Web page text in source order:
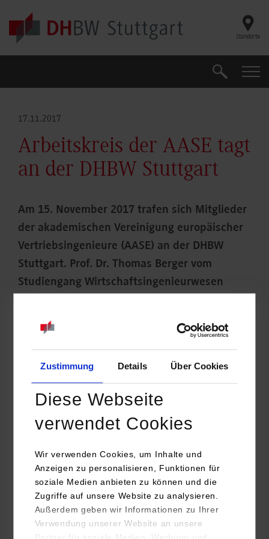
Zustimmung Details Über Cookies
Diese Webseite
verwendet Cookies
Wir verwenden Cookies, um Inhalte und
Anzeigen zu personalisieren, Funktionen für
soziale Medien anbieten zu können und die
Zugriffe auf unsere Website zu analysieren.
Außerdem geben wir Informationen zu Ihrer
Verwendung unserer Website an unsere
Partner für soziale Medien, Werbung und
Skip to main content
Standorte
Suche
17.11.2017
Arbeitskreis der AASE tagt
an der DHBW Stuttgart
Am 15. November 2017 trafen sich Mitglieder
der akademischen Vereinigung europäischer
Vertriebsingenieure (AASE) an der DHBW
Stuttgart. Prof. Dr. Thomas Berger vom
Studiengang Wirtschaftsingenieurwesen
Hochschulen und Universitäten aus
Deutschland, Finnland, Frankreich und